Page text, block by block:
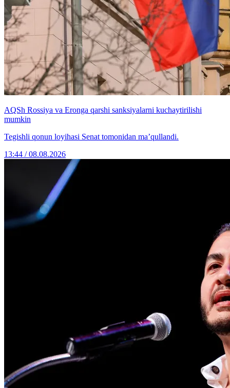
AQSh Rossiya va Eronga qarshi sanksiyalarni kuchaytirilishi
mumkin
Tegishli qonun loyihasi Senat tomonidan ma’qullandi.
13:44 / 08.08.2026